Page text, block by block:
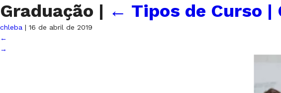
Graduação | ← Tipos de Curso |
chleba | 16 de abril de 2019
←
→